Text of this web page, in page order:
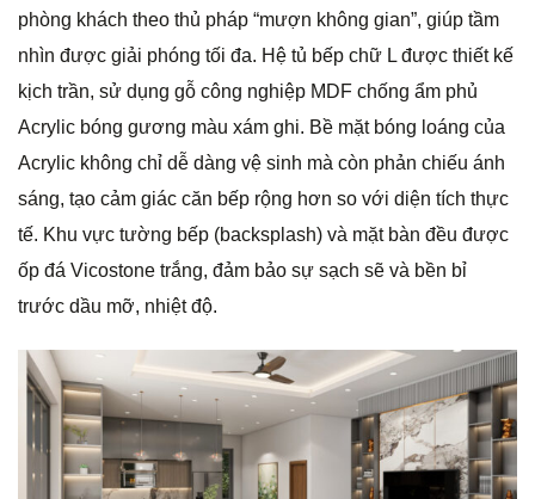
phòng khách theo thủ pháp “mượn không gian”, giúp tầm
nhìn được giải phóng tối đa. Hệ tủ bếp chữ L được thiết kế
kịch trần, sử dụng gỗ công nghiệp MDF chống ẩm phủ
Acrylic bóng gương màu xám ghi. Bề mặt bóng loáng của
Acrylic không chỉ dễ dàng vệ sinh mà còn phản chiếu ánh
sáng, tạo cảm giác căn bếp rộng hơn so với diện tích thực
tế. Khu vực tường bếp (backsplash) và mặt bàn đều được
ốp đá Vicostone trắng, đảm bảo sự sạch sẽ và bền bỉ
trước dầu mỡ, nhiệt độ.